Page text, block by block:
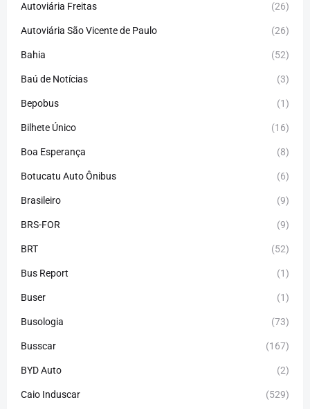
Autoviária Freitas (26)
Autoviária São Vicente de Paulo (26)
Bahia (52)
Baú de Notícias (3)
Bepobus (1)
Bilhete Único (16)
Boa Esperança (8)
Botucatu Auto Ônibus (6)
Brasileiro (9)
BRS-FOR (9)
BRT (52)
Bus Report (1)
Buser (1)
Busologia (73)
Busscar (167)
BYD Auto (2)
Caio Induscar (529)